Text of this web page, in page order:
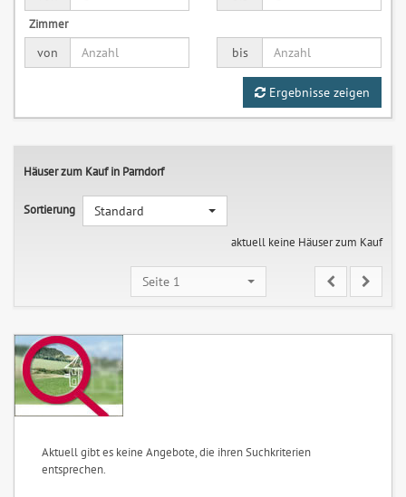
Zimmer
von
bis
Ergebnisse zeigen
Häuser zum Kauf in Parndorf
Sortierung
Standard
aktuell keine Häuser zum Kauf
Seite 1
Aktuell gibt es keine Angebote, die ihren Suchkriterien
entsprechen.